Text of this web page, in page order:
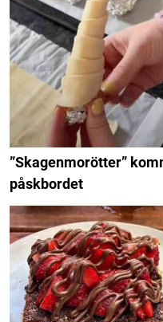
”Skagenmorötter”
påskbordet